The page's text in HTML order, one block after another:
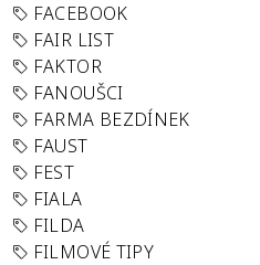
FACEBOOK
FAIR LIST
FAKTOR
FANOUŠCI
FARMA BEZDÍNEK
FAUST
FEST
FIALA
FILDA
FILMOVÉ TIPY